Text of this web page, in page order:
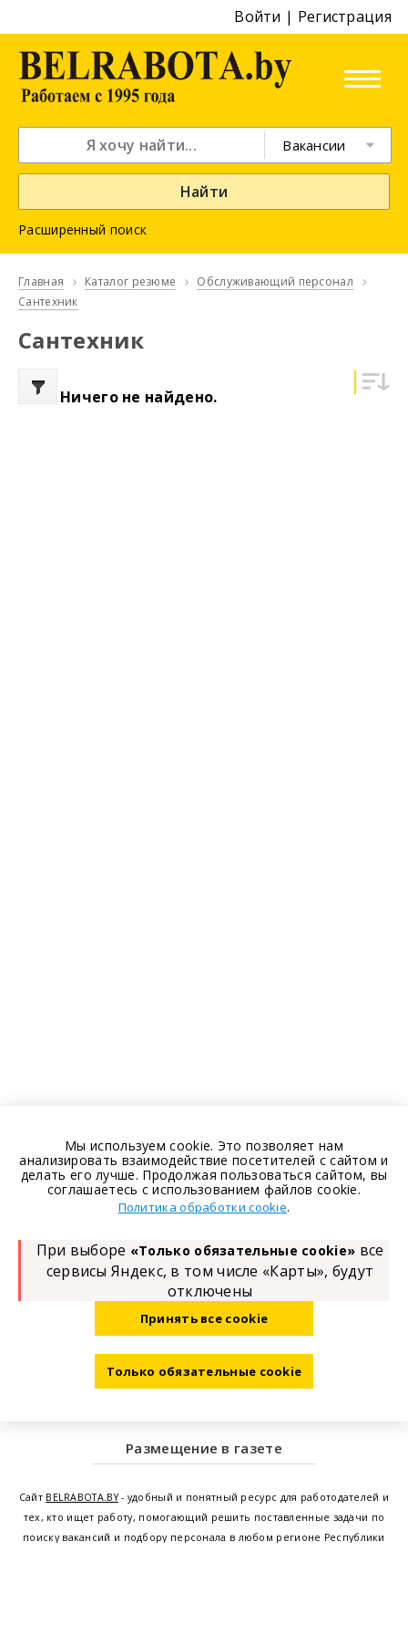
Войти | Регистрация
Вакансии
Найти
Расширенный поиск
Главная Каталог резюме
Обслуживающий персонал
Сантехник
Сантехник
Ничего не найдено.
Размещение в газете
Сайт BELRABOTA.BY- удобный и понятный ресурс для работодателей и
тех, кто ищет работу, помогающий решить поставленные задачи по
поиску вакансий и подбору персонала в любом регионе Республики
Мы используем cookie. Это позволяет нам
анализировать взаимодействие посетителей с сайтом и
делать его лучше. Продолжая пользоваться сайтом, вы
соглашаетесь с использованием файлов cookie.
Политика обработки cookie.
При выборе «Только обязательные cookie» все
сервисы Яндекс, в том числе «Карты», будут
отключены
Принять все cookie
Только обязательные cookie